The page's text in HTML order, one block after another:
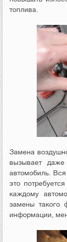
топлива.
Замена
вызывает
автомобиль.
это
каждому
замены такого
информации,